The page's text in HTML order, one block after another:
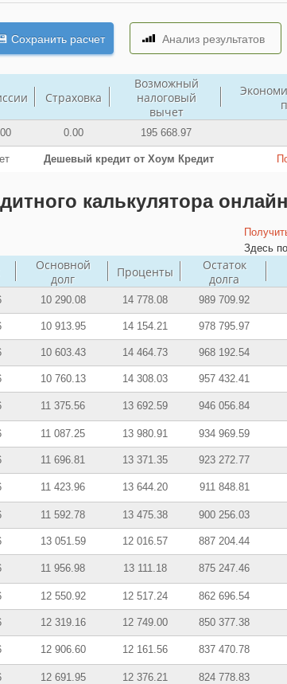
Страховка
Возможный
налоговый
вычет
0.00 195 668.97
Дешевый кредит от Хоум Кредит
калькулятора
Здесь
Основной
долг
Проценты
Остаток
долга
10 290.08 14 778.08 989 709.92
10 913.95 14 154.21 978 795.97
10 603.43 14 464.73 968 192.54
10 760.13 14 308.03 957 432.41
11 375.56 13 692.59 946 056.84
11 087.25 13 980.91 934 969.59
11 696.81 13 371.35 923 272.77
11 423.96 13 644.20 911 848.81
11 592.78 13 475.38 900 256.03
13 051.59 12 016.57 887 204.44
11 956.98 13 111.18 875 247.46
12 550.92 12 517.24 862 696.54
12 319.16 12 749.00 850 377.38
12 906.60 12 161.56 837 470.78
12 691.95 12 376.21 824 778.83